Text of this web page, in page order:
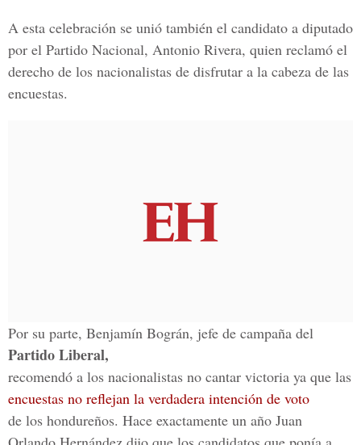
A esta celebración se unió también el candidato a diputado
por el Partido Nacional, Antonio Rivera, quien reclamó el
derecho de los nacionalistas de disfrutar a la cabeza de las
encuestas.
Por su parte, Benjamín Bográn, jefe de campaña del
Partido Liberal,
recomendó a los nacionalistas no cantar victoria ya que las
encuestas no reflejan la verdadera intención de voto
de los hondureños. Hace exactamente un año Juan